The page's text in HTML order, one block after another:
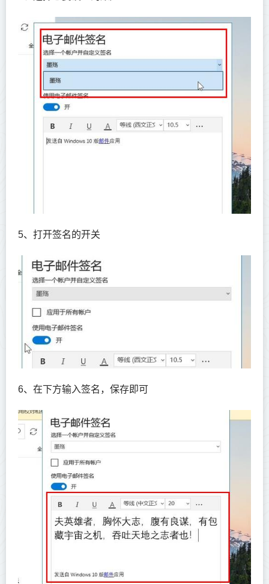
5、打开签名的开关
6、在下方输入签名，保存即可